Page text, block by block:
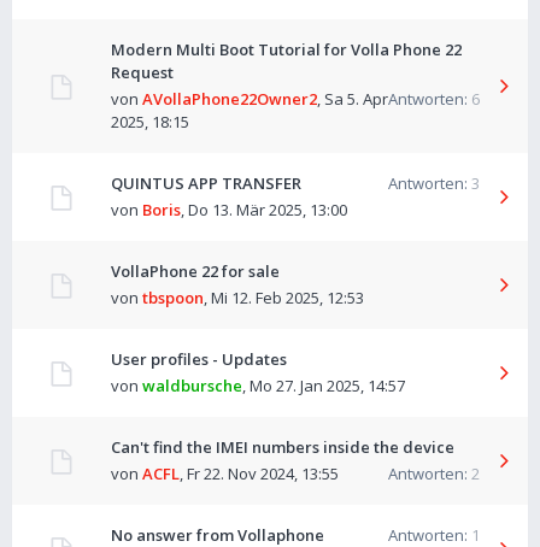
Modern Multi Boot Tutorial for Volla Phone 22
Request
Antworten: 6
von AVollaPhone22Owner2, Sa 5. Apr
2025, 18:15
QUINTUS APP TRANSFER Antworten: 3
von Boris,Do 13. Mär 2025, 13:00
VollaPhone 22 for sale
von tbspoon,Mi 12. Feb 2025, 12:53
User profiles - Updates
von waldbursche,Mo 27. Jan 2025, 14:57
Can't find the IMEI numbers inside the device
Antworten: 2
von ACFL,Fr 22. Nov 2024, 13:55
No answer from Vollaphone Antworten: 1